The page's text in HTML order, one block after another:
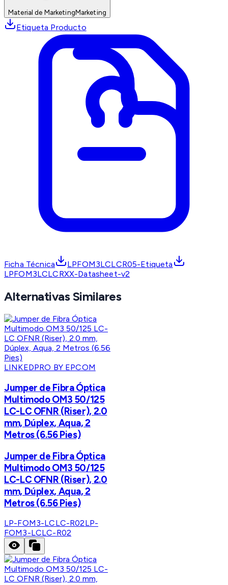
Material de MarketingMarketing
Etiqueta Producto
Ficha Técnica
LPFOM3LCLCR05-Etiqueta
LPFOM3LCLCRXX-Datasheet-v2
Alternativas Similares
LINKEDPRO BY EPCOM
Jumper de Fibra Óptica
Multimodo OM3 50/125
LC-LC OFNR (Riser), 2.0
mm, Dúplex, Aqua, 2
Metros (6.56 Pies)
Jumper de Fibra Óptica
Multimodo OM3 50/125
LC-LC OFNR (Riser), 2.0
mm, Dúplex, Aqua, 2
Metros (6.56 Pies)
LP-FOM3-LCLC-R02LP-
FOM3-LCLC-R02